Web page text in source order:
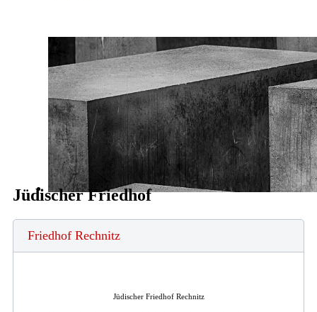
Jüdischer Friedhof
Friedhof Rechnitz
Jüdischer Friedhof Rechnitz